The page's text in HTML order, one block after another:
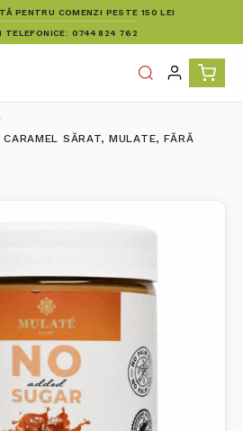
PENTRU COMENZI PESTE 150 LEI
TELEFONICE: 0744 824 762
SĂRAT, MULATE, FĂRĂ